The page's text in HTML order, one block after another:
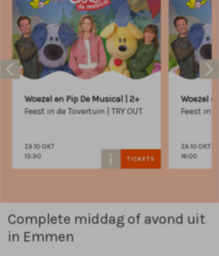
Woezel en Pip De Musical | 2+
Feest in de Tovertuin | TRY OUT
ZA 10 OKT
13:30
TICKETS
Woezel
Feest in
ZA 10 OKT
16:00
Complete middag of avond uit
in Emmen